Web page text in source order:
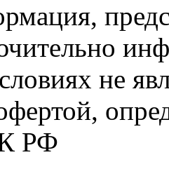
не
РФ